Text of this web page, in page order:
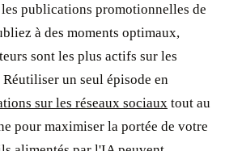
publications promotionnelles de
à des moments optimaux,
sont les plus actifs sur les
un seul épisode en
sur les réseaux sociaux tout au
pour maximiser la portée de votre